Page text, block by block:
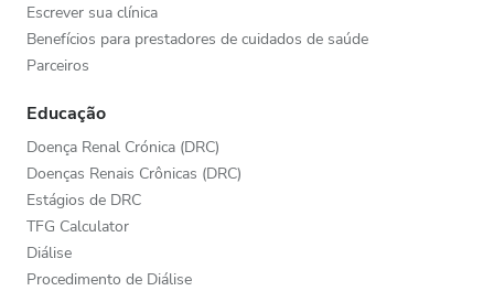
Escrever sua clínica
Benefícios para prestadores de cuidados de saúde
Parceiros
Educação
Doença Renal Crónica (DRC)
Doenças Renais Crônicas (DRC)
Estágios de DRC
TFG Calculator
Diálise
Procedimento de Diálise